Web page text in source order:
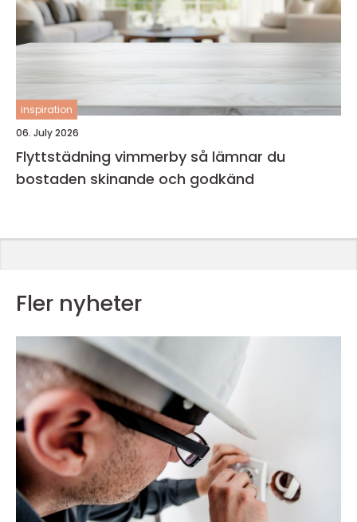
inspiration
06. July 2026
Flyttstädning vimmerby så lämnar du
bostaden skinande och godkänd
Fler nyheter